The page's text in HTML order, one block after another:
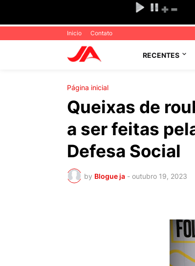
Inicio Contato
RECENTES
Página inicial
Queixas de
a ser feitas
Defesa Social
by Blogue ja - outubro 19, 2023